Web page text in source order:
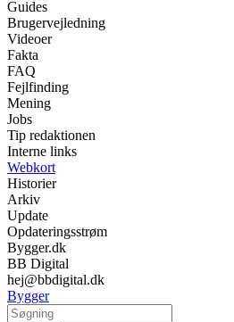
Guides
Brugervejledning
Videoer
Fakta
FAQ
Fejlfinding
Mening
Jobs
Tip redaktionen
Interne links
Webkort
Historier
Arkiv
Update
Opdateringsstrøm
Bygger.dk
BB Digital
hej@bbdigital.dk
Bygger